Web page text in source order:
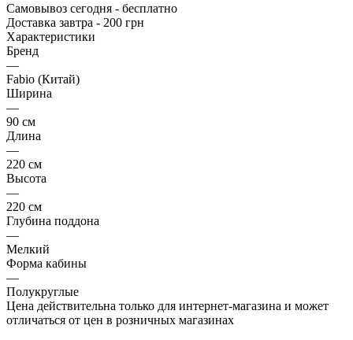
Самовывоз сегодня - бесплатно
Доставка завтра - 200 грн
Характеристики
Бренд
—
Fabio (Китай)
Ширина
—
90 см
Длина
—
220 см
Высота
—
220 см
Глубина поддона
—
Мелкий
Форма кабины
—
Полукруглые
Цена действительна только для интернет-магазина и может
отличаться от цен в розничных магазинах